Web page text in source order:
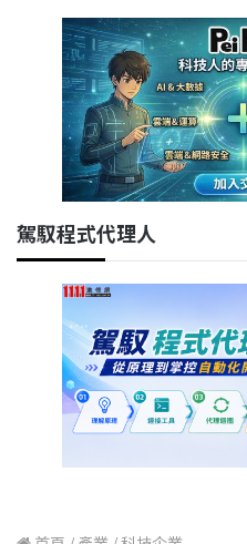
駕馭程式代理人